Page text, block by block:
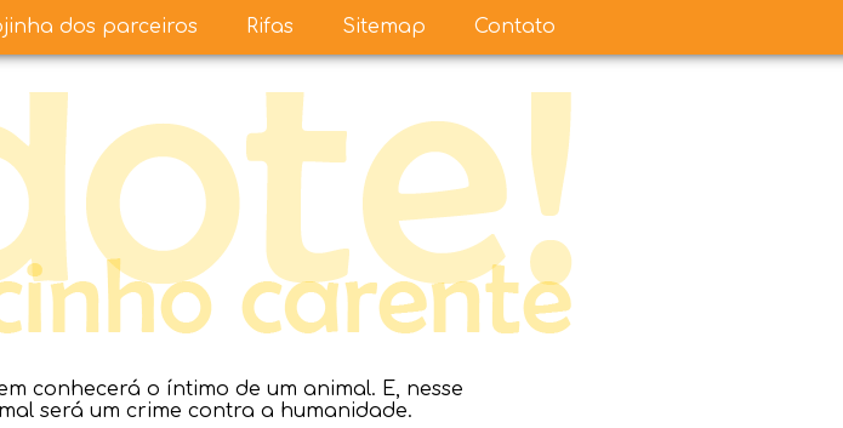
conhecerá o íntimo de um animal. E, nesse
será um crime contra a humanidade.
dos parceiros Rifas Sitemap Contato